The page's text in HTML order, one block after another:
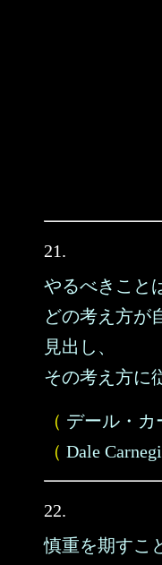
21.
やるべきこと
どの考え方が
見出し、
その考え方に
（ デール・カ
（ Dale
22.
慎重を期すこ